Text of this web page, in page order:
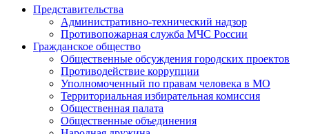
Представительства
Административно-технический надзор
Противопожарная служба МЧС России
Гражданское общество
Общественные обсуждения городских проектов
Противодействие коррупции
Уполномоченный по правам человека в МО
Территориальная избирательная комиссия
Общественная палата
Общественные объединения